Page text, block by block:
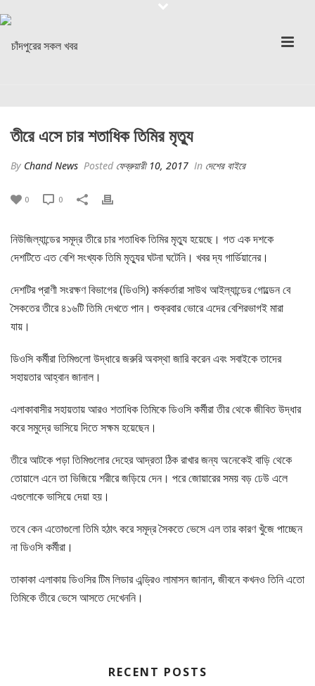
তীরে এসে চার শতাধিক তিমির মৃত্যু
By Chand News Posted ফেব্রুয়ারী 10, 2017 In দেশের বাইরে
0 0
নিউজিল্যান্ডের সমূদ্র তীরে চার শতাধিক তিমির মৃত্যু হয়েছে। গত এক দশকে
দেশটিতে এত বেশি সংখ্যক তিমি মৃত্যুর ঘটনা ঘটেনি। খবর দ্য গার্ডিয়ানের।
দেশটির প্রাণী সংরক্ষণ বিভাগের (ডিওসি) কর্মকর্তারা সাউথ আইল্যান্ডের গোল্ডেন বে
সৈকতের তীরে ৪১৬টি তিমি দেখতে পান। শুক্রবার ভোরে এদের বেশিরভাগই মারা
যায়।
ডিওসি কর্মীরা তিমিগুলো উদ্ধারে জরুরি অবস্থা জারি করেন এবং সবাইকে তাদের
সহায়তার আহ্বান জানাল।
এলাকাবাসীর সহায়তায় আরও শতাধিক তিমিকে ডিওসি কর্মীরা তীর থেকে জীবিত উদ্ধার
করে সমুদ্রে ভাসিয়ে দিতে সক্ষম হয়েছেন।
তীরে আটকে পড়া তিমিগুলোর দেহের আদ্রতা ঠিক রাখার জন্য অনেকেই বাড়ি থেকে
তোয়ালে এনে তা ভিজিয়ে শরীরে জড়িয়ে দেন। পরে জোয়ারের সময় বড় ঢেউ এলে
এগুলোকে ভাসিয়ে দেয়া হয়।
তবে কেন এতোগুলো তিমি হঠাৎ করে সমূদ্র সৈকতে ভেসে এল তার কারণ খুঁজে পাচ্ছেন
না ডিওসি কর্মীরা।
তাকাকা এলাকায় ডিওসির টিম লিডার এন্ড্রিও লামাসন জানান, জীবনে কখনও তিনি এতো
তিমিকে তীরে ভেসে আসতে দেখেননি।
RECENT POSTS